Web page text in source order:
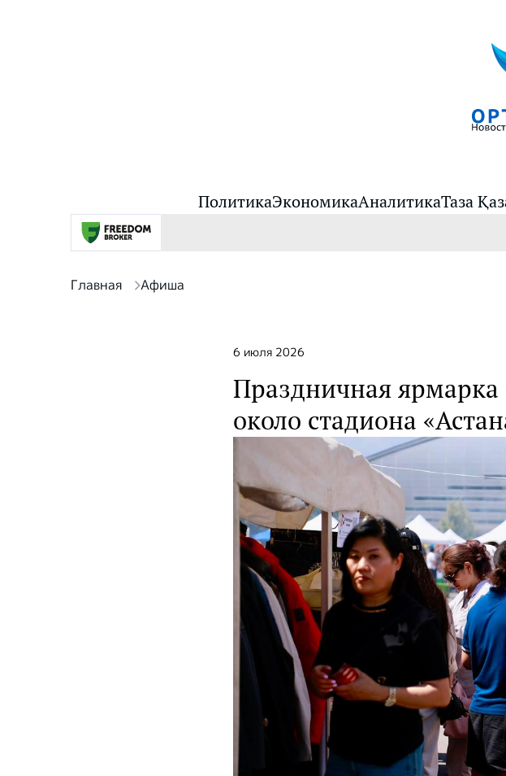
ПолитикаЭкономикаАналитикаТаза
Главная Афиша
6 июля 2026
Праздничная
около стадиона